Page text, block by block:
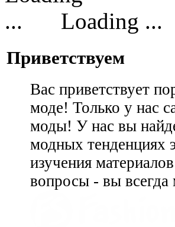
Loading ...
Приветствуем
Вас приветствует
моде! Только у нас
моды! У нас вы
модных тенденциях
изучения
вопросы - вы